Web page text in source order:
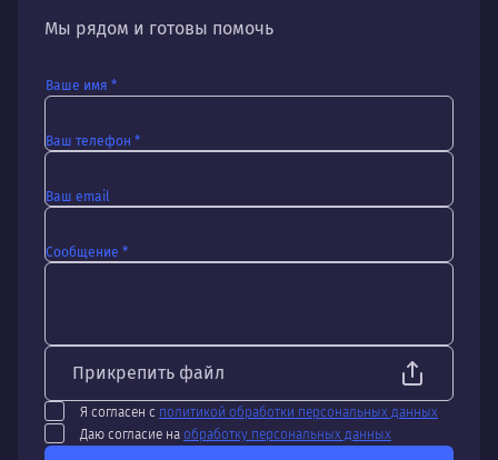
Мы рядом и готовы помочь
Ваше имя *
Ваш телефон *
Ваш email
Сообщение *
Прикрепить файл
Я согласен с политикой обработки персональных данных
Даю согласие на обработку персональных данных